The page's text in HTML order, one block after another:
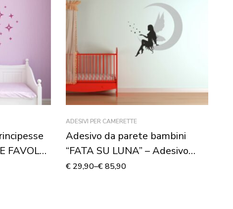
FAVOLE”
ADESIVI PER CAMERETTE
Adesivo da parete bambini
“FATA SU LUNA” – Adesivo
murale
€29,90–€85,90